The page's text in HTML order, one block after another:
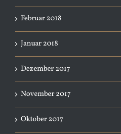
Februar 2018
Januar 2018
Dezember 2017
November 2017
Oktober 2017